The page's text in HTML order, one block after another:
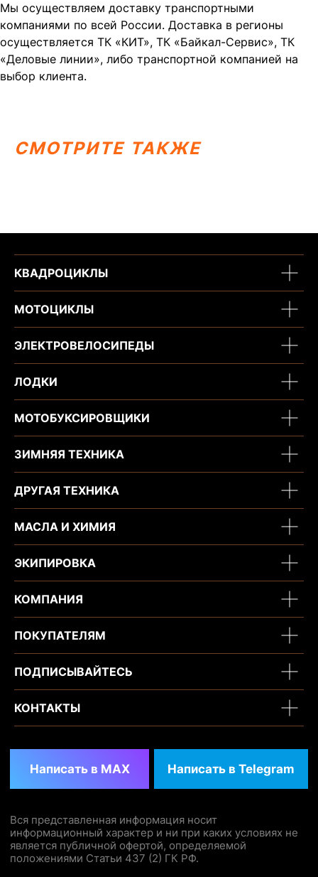
Мы осуществляем доставку транспортными
компаниями по всей России. Доставка в регионы
осуществляется ТК «КИТ», ТК «Байкал-Сервис», ТК
«Деловые линии», либо транспортной компанией на
выбор клиента.
СМОТРИТЕ ТАКЖЕ
КВАДРОЦИКЛЫ
МОТОЦИКЛЫ
ЭЛЕКТРОВЕЛОСИПЕДЫ
ЛОДКИ
МОТОБУКСИРОВЩИКИ
ЗИМНЯЯ ТЕХНИКА
ДРУГАЯ ТЕХНИКА
МАСЛА И ХИМИЯ
ЭКИПИРОВКА
КОМПАНИЯ
ПОКУПАТЕЛЯМ
ПОДПИСЫВАЙТЕСЬ
КОНТАКТЫ
ИП Каканова Анна Константиновна
ИНН 450164920881
Вся представленная информация носит
информационный характер и ни при каких условиях не
является публичной офертой, определяемой
положениями Статьи 437 (2) ГК РФ.